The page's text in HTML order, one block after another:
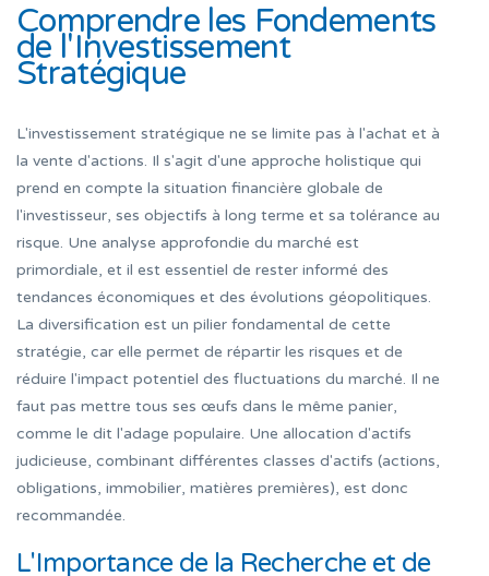
Comprendre les Fondements
de l'Investissement
Stratégique
L'investissement stratégique ne se limite pas à l'achat et à
la vente d'actions. Il s'agit d'une approche holistique qui
prend en compte la situation financière globale de
l'investisseur, ses objectifs à long terme et sa tolérance au
risque. Une analyse approfondie du marché est
primordiale, et il est essentiel de rester informé des
tendances économiques et des évolutions géopolitiques.
La diversification est un pilier fondamental de cette
stratégie, car elle permet de répartir les risques et de
réduire l'impact potentiel des fluctuations du marché. Il ne
faut pas mettre tous ses œufs dans le même panier,
comme le dit l'adage populaire. Une allocation d'actifs
judicieuse, combinant différentes classes d'actifs (actions,
obligations, immobilier, matières premières), est donc
recommandée.
L'Importance de la Recherche et de